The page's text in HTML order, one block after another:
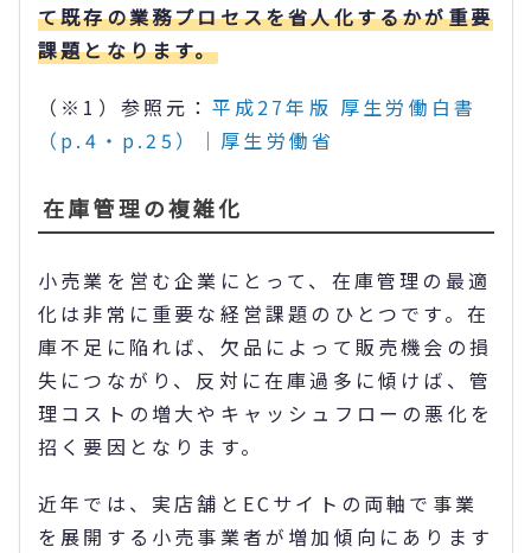
て既存の業務プロセスを省人化するかが重要
課題となります。
（※1）参照元： 平成27年版 厚生労働白書
（p.4・p.25）｜厚生労働省
在庫管理の複雑化
小売業を営む企業にとって、在庫管理の最適
化は非常に重要な経営課題のひとつです。在
庫不足に陥れば、欠品によって販売機会の損
失につながり、反対に在庫過多に傾けば、管
理コストの増大やキャッシュフローの悪化を
招く要因となります。
近年では、実店舗とECサイトの両軸で事業
を展開する小売事業者が増加傾向にあります